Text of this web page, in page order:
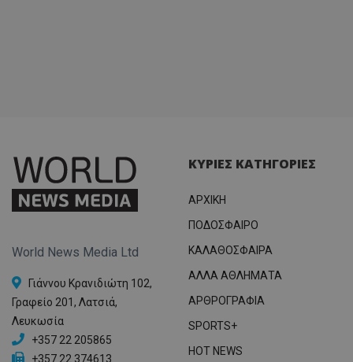
World News Media Ltd
Γιάννου Κρανιδιώτη 102,
Γραφείο 201, Λατσιά,
Λευκωσία
+357 22 205865
+357 22 374613
ΚΥΡΙΕΣ ΚΑΤΗΓΟΡΙΕΣ
ΑΡΧΙΚΗ
ΠΟΔΟΣΦΑΙΡΟ
ΚΑΛΑΘΟΣΦΑΙΡΑ
ΑΛΛΑ ΑΘΛΗΜΑΤΑ
ΑΡΘΡΟΓΡΑΦΙΑ
SPORTS+
HOT NEWS